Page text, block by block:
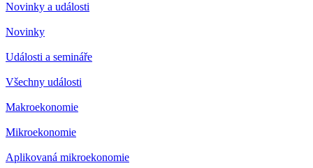
Novinky a události
Novinky
Události a semináře
Všechny události
Makroekonomie
Mikroekonomie
Aplikovaná mikroekonomie